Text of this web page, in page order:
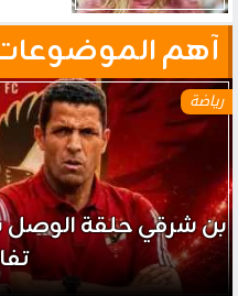
آهم
رياضة
بن شرقي حلقة الوصل